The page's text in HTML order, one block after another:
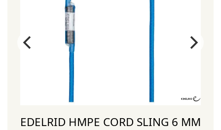
EDELRID HMPE CORD SLING 6 MM